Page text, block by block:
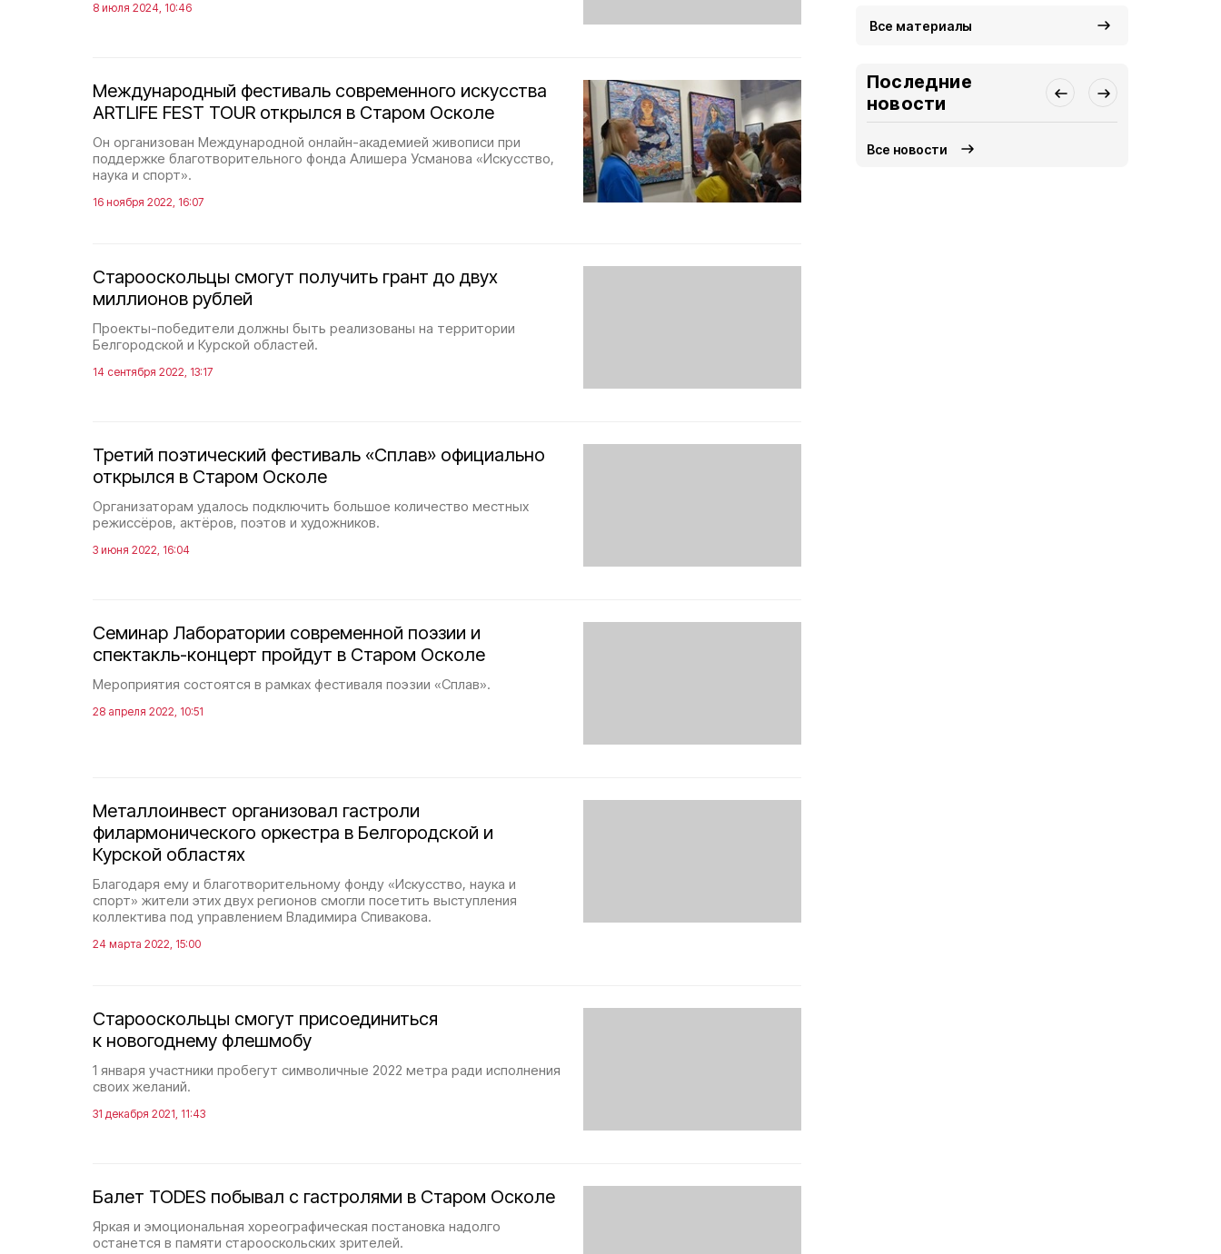
8 июля 2024, 10:46
Международный фестиваль современного искусства
ARTLIFE FEST TOUR открылся в Старом Осколе
Он организован Международной онлайн-академией живописи при
поддержке благотворительного фонда Алишера Усманова «Искусство,
наука и спорт».
16 ноября 2022, 16:07
Старооскольцы смогут получить грант до двух
миллионов рублей
Проекты-победители должны быть реализованы на территории
Белгородской и Курской областей.
14 сентября 2022, 13:17
Третий поэтический фестиваль «Сплав» официально
открылся в Старом Осколе
Организаторам удалось подключить большое количество местных
режиссёров, актёров, поэтов и художников.
3 июня 2022, 16:04
Семинар Лаборатории современной поэзии и
спектакль-концерт пройдут в Старом Осколе
Мероприятия состоятся в рамках фестиваля поэзии «Сплав».
28 апреля 2022, 10:51
Металлоинвест организовал гастроли
филармонического оркестра в Белгородской и
Курской областях
Благодаря ему и благотворительному фонду «Искусство, наука и
спорт» жители этих двух регионов смогли посетить выступления
коллектива под управлением Владимира Спивакова.
24 марта 2022, 15:00
Старооскольцы смогут присоединиться
к новогоднему флешмобу
1 января участники пробегут символичные 2022 метра ради исполнения
своих желаний.
31 декабря 2021, 11:43
Балет TODES побывал с гастролями в Старом Осколе
Яркая и эмоциональная хореографическая постановка надолго
останется в памяти старооскольских зрителей.
Все материалы
Последние
новости
Все новости